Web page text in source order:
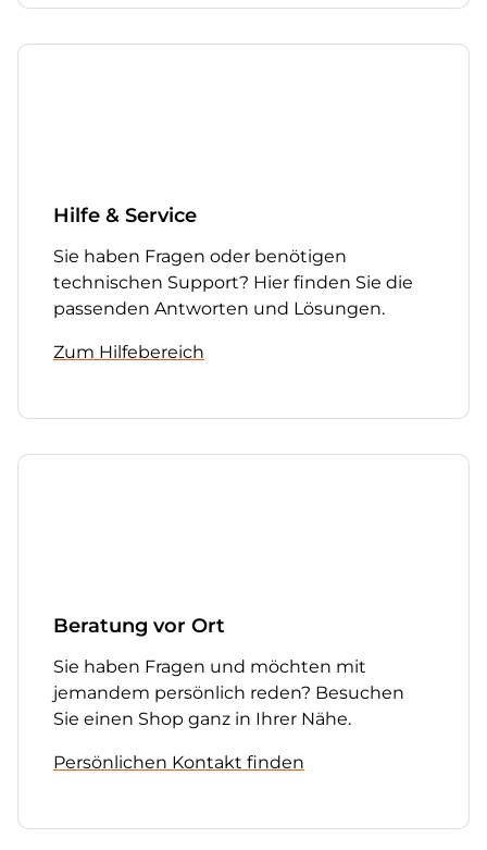
Hilfe & Service
Sie haben Fragen oder benötigen
technischen Support? Hier finden Sie die
passenden Antworten und Lösungen.
Zum Hilfebereich
Beratung vor Ort
Sie haben Fragen und möchten mit
jemandem persönlich reden? Besuchen
Sie einen Shop ganz in Ihrer Nähe.
Persönlichen Kontakt finden